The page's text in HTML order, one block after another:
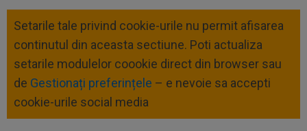
Setarile tale privind cookie-urile nu permit afisarea
continutul din aceasta sectiune. Poti actualiza
setarile modulelor coookie direct din browser sau
de Gestionați preferințele – e nevoie sa accepti
cookie-urile social media